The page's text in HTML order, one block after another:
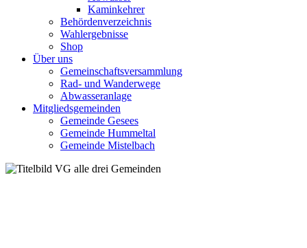
Kaminkehrer
Behördenverzeichnis
Wahlergebnisse
Shop
Über uns
Gemeinschaftsversammlung
Rad- und Wanderwege
Abwasseranlage
Mitgliedsgemeinden
Gemeinde Gesees
Gemeinde Hummeltal
Gemeinde Mistelbach